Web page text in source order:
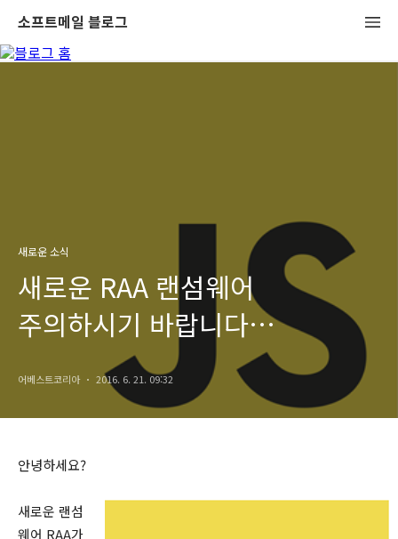
소프트메일 블로그
새로운 소식
새로운 RAA 랜섬웨어
주의하시기 바랍니다
(자바스크립트 다운로드)
어베스트코리아 2016. 6. 21. 09:32
안녕하세요?
새로운 랜섬
웨어 RAA가